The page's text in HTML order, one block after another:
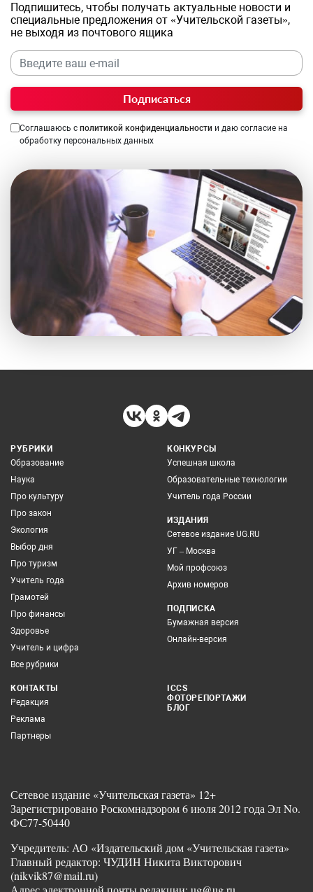
Подпишитесь, чтобы получать актуальные новости и
специальные предложения от «Учительской газеты»,
не выходя из почтового ящика
Подписаться
Соглашаюсь с политикой конфиденциальности и даю согласие на
обработку персональных данных
РУБРИКИ
Образование
Наука
Про культуру
Про закон
Экология
Выбор дня
Про туризм
Учитель года
Грамотей
Про финансы
Здоровье
Учитель и цифра
Все рубрики
КОНКУРСЫ
Успешная школа
Образовательные технологии
Учитель года России
ИЗДАНИЯ
Сетевое издание UG.RU
УГ – Москва
Мой профсоюз
Архив номеров
ПОДПИСКА
Бумажная версия
Онлайн-версия
КОНТАКТЫ
Редакция
Реклама
Партнеры
ICCS
ФОТОРЕПОРТАЖИ
БЛОГ
Сетевое издание «Учительская газета» 12+
Зарегистрировано Роскомнадзором 6 июля 2012 года Эл No.
ФС77-50440
Учредитель: АО «Издательский дом «Учительская газета»
Главный редактор: ЧУДИН Никита Викторович
(nikvik87@mail.ru)